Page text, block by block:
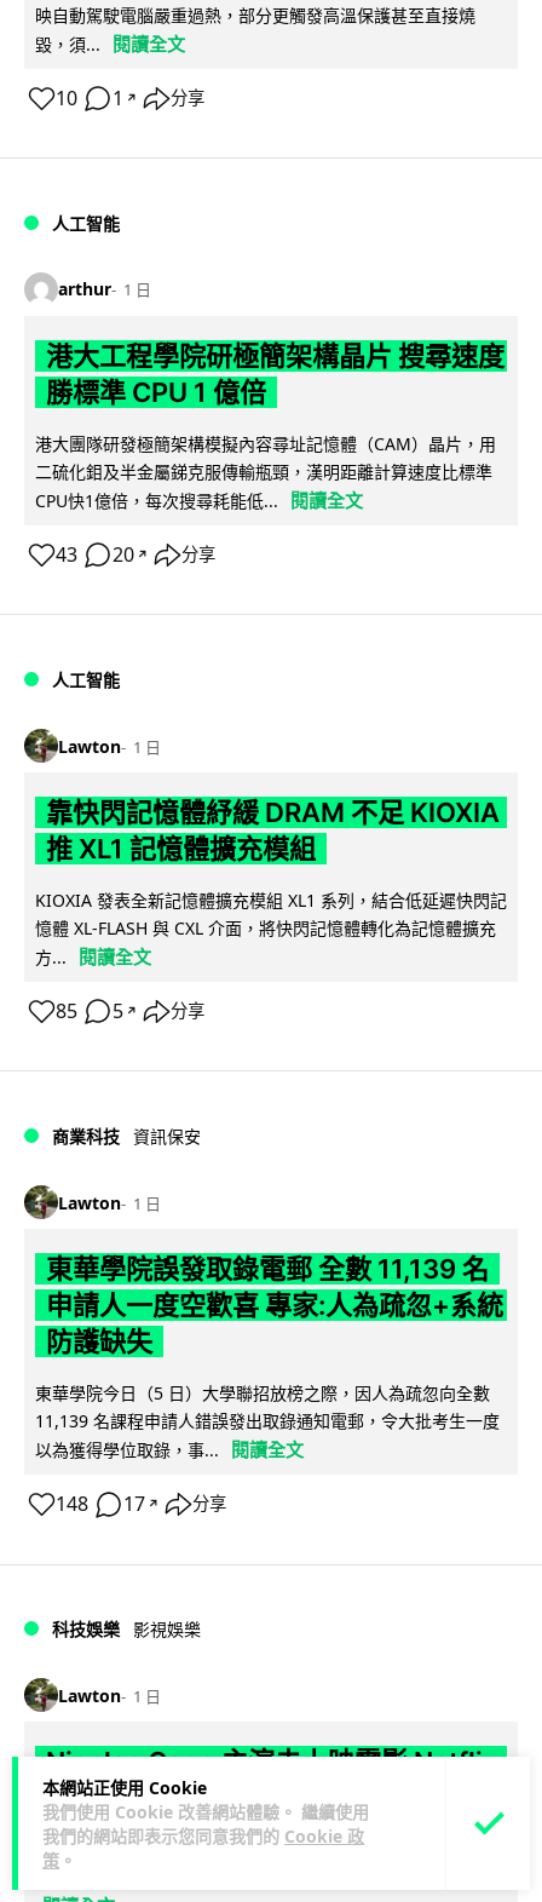
本網站正使用 Cookie
我們使用 Cookie 改善網站體驗。 繼續使用
我們的網站即表示您同意我們的 Cookie 政
策 。
映自動駕駛電腦嚴重過熱，部分更觸發高溫保護甚至直接燒
毀，須...
閱讀全文
10 1 ↗ 分享
人工智能
arthur 1 日
港大工程學院研極簡架構晶片 搜尋速度
勝標準 CPU 1 億倍
港大團隊研發極簡架構模擬內容尋址記憶體（CAM）晶片，用
二硫化鉬及半金屬銻克服傳輸瓶頸，漢明距離計算速度比標準
CPU快1億倍，每次搜尋耗能低...
閱讀全文
43 20 ↗ 分享
人工智能
Lawton 1 日
靠快閃記憶體紓緩 DRAM 不足 KIOXIA
推 XL1 記憶體擴充模組
KIOXIA 發表全新記憶體擴充模組 XL1 系列，結合低延遲快閃記
憶體 XL-FLASH 與 CXL 介面，將快閃記憶體轉化為記憶體擴充
方...
閱讀全文
85 5 ↗ 分享
商業科技 資訊保安
Lawton 1 日
東華學院誤發取錄電郵 全數 11,139 名
申請人一度空歡喜 專家:人為疏忽+系統
防護缺失
東華學院今日（5 日）大學聯招放榜之際，因人為疏忽向全數
11,139 名課程申請人錯誤發出取錄通知電郵，令大批考生一度
以為獲得學位取錄，事...
閱讀全文
148 17 ↗ 分享
科技娛樂 影視娛樂
Lawton 1 日
Nicolas Cage 主演未上映電影 Netflix
遺失未加密母帶 被索償 8.19 億港元
【唔見未加密母帶咁大件事】Netflix 洛杉磯辦公室被竊，未上